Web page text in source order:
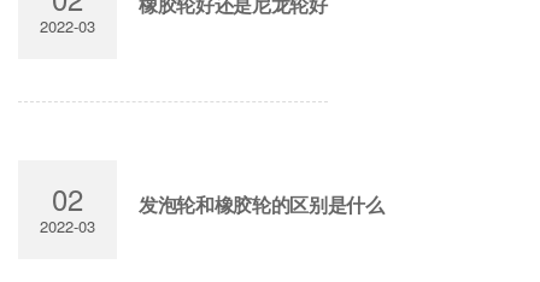
2022-03
02
2022-03
发泡轮和橡胶轮的区别是什么